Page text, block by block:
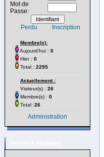
Mot de
Passe:
Perdu Inscription
Membre(s):
Aujourd'hui : 0
Hier : 0
Total : 2295
Actuellement :
Visiteur(s) : 26
Membre(s) : 0
Total :26
Administration